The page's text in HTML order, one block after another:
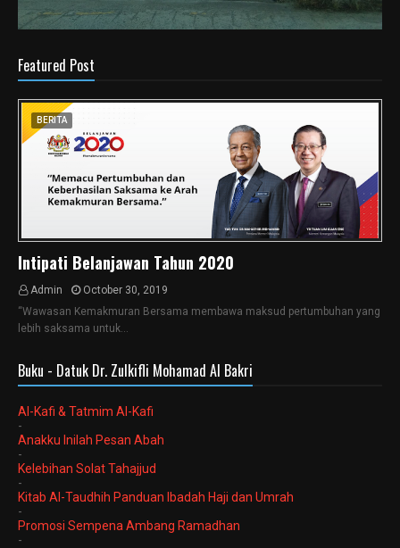
Featured Post
BERITA
Intipati Belanjawan Tahun 2020
Admin
October 30, 2019
“Wawasan Kemakmuran Bersama membawa maksud pertumbuhan yang
lebih saksama untuk…
Buku - Datuk Dr. Zulkifli Mohamad Al Bakri
Al-Kafi & Tatmim Al-Kafi
-
Anakku Inilah Pesan Abah
-
Kelebihan Solat Tahajjud
-
Kitab Al-Taudhih Panduan Ibadah Haji dan Umrah
-
Promosi Sempena Ambang Ramadhan
-